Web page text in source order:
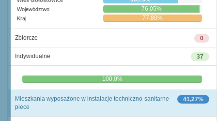
Województwo 76,05%
Kraj 77,80%
0
Zbiorcze
37
Indywidualne
0,0% 100,0%
41,27%
Mieszkania wyposażone w instalacje techniczno-sanitarne -
piece